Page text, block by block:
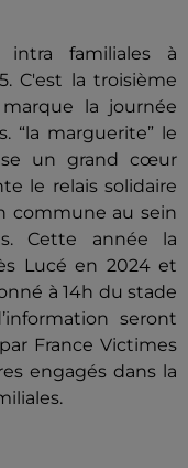
intra familiales à
C'est la troisième
la journée
“la marguerite” le
un grand cœur
le relais solidaire
commune au sein
Cette année la
Lucé en 2024 et
à 14h du stade
seront
France Victimes
engagés dans la